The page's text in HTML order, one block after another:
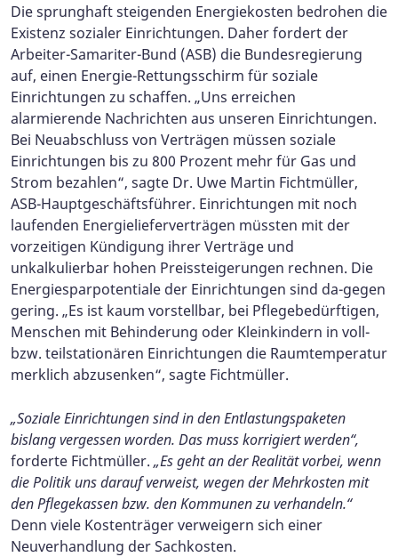
Die sprunghaft steigenden Energiekosten bedrohen die
Existenz sozialer Einrichtungen. Daher fordert der
Arbeiter-Samariter-Bund (ASB) die Bundesregierung
auf, einen Energie-Rettungsschirm für soziale
Einrichtungen zu schaffen. „Uns erreichen
alarmierende Nachrichten aus unseren Einrichtungen.
Bei Neuabschluss von Verträgen müssen soziale
Einrichtungen bis zu 800 Prozent mehr für Gas und
Strom bezahlen“, sagte Dr. Uwe Martin Fichtmüller,
ASB-Hauptgeschäftsführer. Einrichtungen mit noch
laufenden Energielieferverträgen müssten mit der
vorzeitigen Kündigung ihrer Verträge und
unkalkulierbar hohen Preissteigerungen rechnen. Die
Energiesparpotentiale der Einrichtungen sind da-gegen
gering. „Es ist kaum vorstellbar, bei Pflegebedürftigen,
Menschen mit Behinderung oder Kleinkindern in voll-
bzw. teilstationären Einrichtungen die Raumtemperatur
merklich abzusenken“, sagte Fichtmüller.
„Soziale Einrichtungen sind in den Entlastungspaketen
bislang vergessen worden. Das muss korrigiert werden“,
forderte Fichtmüller. „Es geht an der Realität vorbei, wenn
die Politik uns darauf verweist, wegen der Mehrkosten mit
den Pflegekassen bzw. den Kommunen zu verhandeln.“
Denn viele Kostenträger verweigern sich einer
Neuverhandlung der Sachkosten.